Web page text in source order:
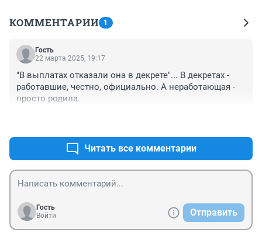
КОММЕНТАРИИ 1
Гость
22 марта 2025, 19:17
"В выплатах отказали она в декрете"... В декретах -
работавшие, честно, официально. А неработающая -
просто родила.
Читать все комментарии
Гость
Войти
Отправить